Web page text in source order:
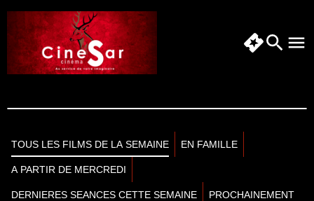
TOUS LES FILMS DE LA SEMAINE EN FAMILLE
A PARTIR DE MERCREDI
DERNIERES SEANCES CETTE SEMAINE PROCHAINEMENT